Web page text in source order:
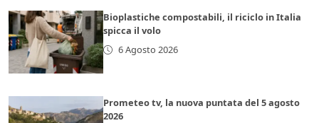
Bioplastiche compostabili, il riciclo in Italia
spicca il volo
6 Agosto 2026
Prometeo tv, la nuova puntata del 5 agosto
2026